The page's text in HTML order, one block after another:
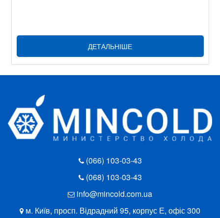
ДЕТАЛЬНІШЕ
(066) 103-03-43
(068) 103-03-43
info@mincold.com.ua
м. Київ, просп. Відрадний 95, корпус Е, офіс 300